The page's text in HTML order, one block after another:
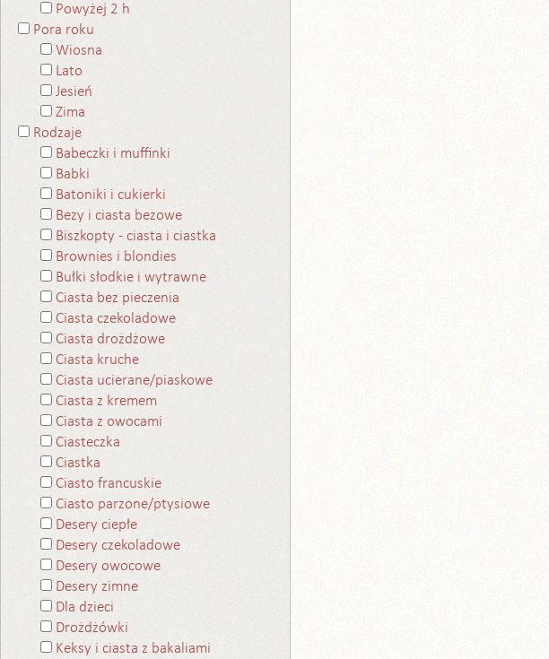
Powyżej 2 h
Pora roku
Wiosna
Lato
Jesień
Zima
Rodzaje
Babeczki i muffinki
Babki
Batoniki i cukierki
Bezy i ciasta bezowe
Biszkopty - ciasta i ciastka
Brownies i blondies
Bułki słodkie i wytrawne
Ciasta bez pieczenia
Ciasta czekoladowe
Ciasta drożdżowe
Ciasta kruche
Ciasta ucierane/piaskowe
Ciasta z kremem
Ciasta z owocami
Ciasteczka
Ciastka
Ciasto francuskie
Ciasto parzone/ptysiowe
Desery ciepłe
Desery czekoladowe
Desery owocowe
Desery zimne
Dla dzieci
Drożdżówki
Keksy i ciasta z bakaliami